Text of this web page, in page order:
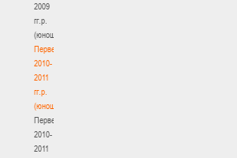
2009
гг.р.
(юноши)
Первенство
2010-
2011
гг.р.
(юноши)
Первенство
2010-
2011